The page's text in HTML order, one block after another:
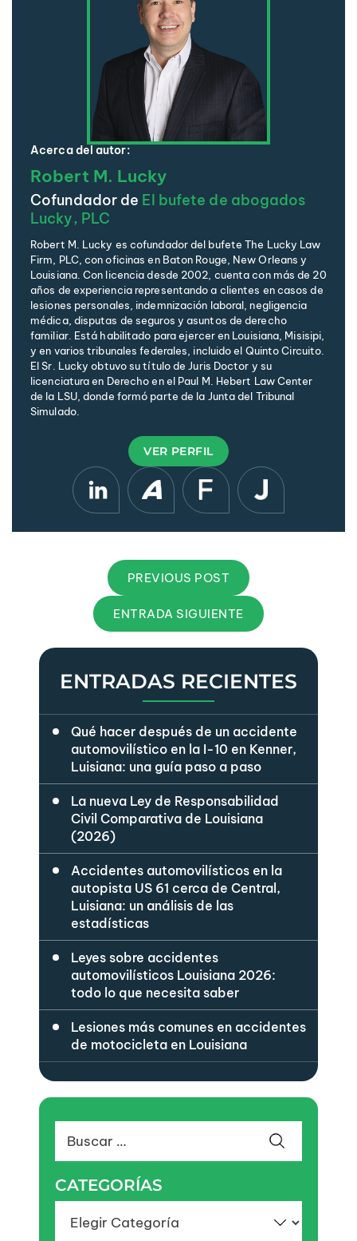
Acerca del autor:
Robert M. Lucky
Cofundador de El bufete de abogados
Lucky, PLC
Robert M. Lucky es cofundador del bufete The Lucky Law
Firm, PLC, con oficinas en Baton Rouge, New Orleans y
Louisiana. Con licencia desde 2002, cuenta con más de 20
años de experiencia representando a clientes en casos de
lesiones personales, indemnización laboral, negligencia
médica, disputas de seguros y asuntos de derecho
familiar. Está habilitado para ejercer en Louisiana, Misisipi,
y en varios tribunales federales, incluido el Quinto Circuito.
El Sr. Lucky obtuvo su título de Juris Doctor y su
licenciatura en Derecho en el Paul M. Hebert Law Center
de la LSU, donde formó parte de la Junta del Tribunal
Simulado.
VER PERFIL
PREVIOUS POST
ENTRADA SIGUIENTE
ENTRADAS RECIENTES
Qué hacer después de un accidente
automovilístico en la I-10 en Kenner,
Luisiana: una guía paso a paso
La nueva Ley de Responsabilidad
Civil Comparativa de Louisiana
(2026)
Accidentes automovilísticos en la
autopista US 61 cerca de Central,
Luisiana: un análisis de las
estadísticas
Leyes sobre accidentes
automovilísticos Louisiana 2026:
todo lo que necesita saber
Lesiones más comunes en accidentes
de motocicleta en Louisiana
CATEGORÍAS